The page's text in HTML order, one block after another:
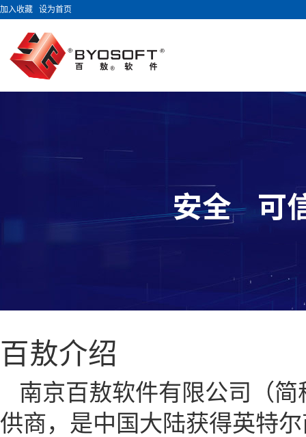
加入收藏 设为首页
百敖介绍
南京百敖软件有限公司（
供商，是中国大陆获得英特